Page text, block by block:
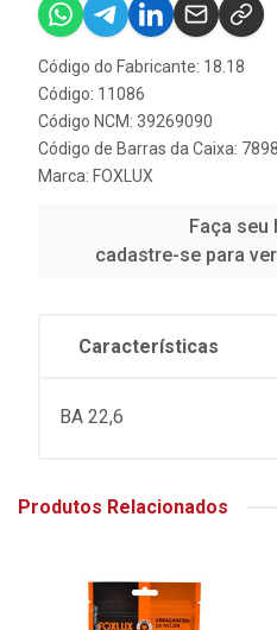
Código do Fabricante: 18.18
Código: 11086
Código NCM: 39269090
Código de Barras da Caixa:
Marca: FOXLUX
Faça seu
cadastre-se para
Características
BA 22,6
Produtos Relacionados